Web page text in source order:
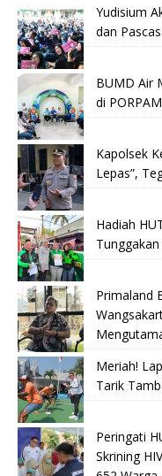
Yudisium
dan
BUMD Air
di
Kapolsek
Lepas”,
Hadiah
Primaland
Meriah!
Tarik
Peringati
Skrining